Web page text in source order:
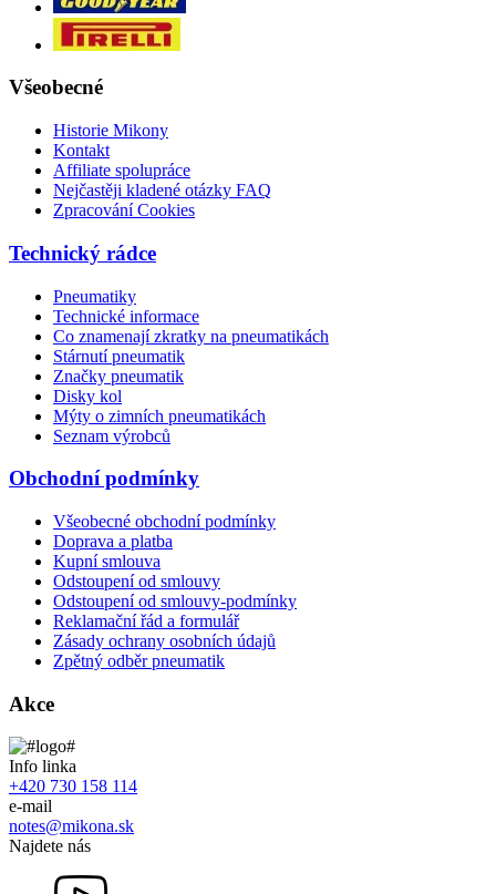
Všeobecné
Historie Mikony
Kontakt
Affiliate spolupráce
Nejčastěji kladené otázky FAQ
Zpracování Cookies
Technický rádce
Pneumatiky
Technické informace
Co znamenají zkratky na pneumatikách
Stárnutí pneumatik
Značky pneumatik
Disky kol
Mýty o zimních pneumatikách
Seznam výrobců
Obchodní podmínky
Všeobecné obchodní podmínky
Doprava a platba
Kupní smlouva
Odstoupení od smlouvy
Odstoupení od smlouvy-podmínky
Reklamační řád a formulář
Zásady ochrany osobních údajů
Zpětný odběr pneumatik
Akce
Info linka
+420 730 158 114
e-mail
notes@mikona.sk
Najdete nás